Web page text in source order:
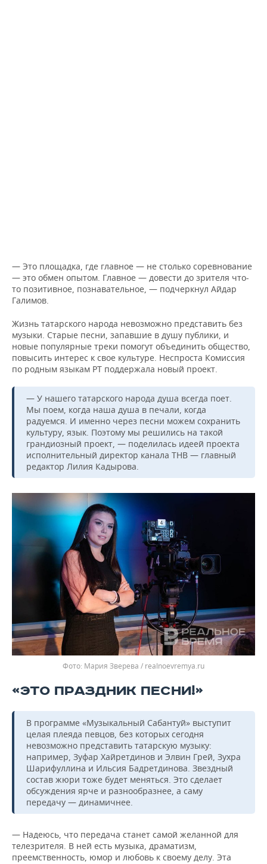
— Это площадка, где главное — не столько соревнование
— это обмен опытом. Главное — довести до зрителя что-
то позитивное, познавательное, — подчеркнул Айдар
Галимов.
Жизнь татарского народа невозможно представить без
музыки. Старые песни, запавшие в душу публики, и
новые популярные треки помогут объединить общество,
повысить интерес к свое культуре. Неспроста Комиссия
по родным языкам РТ поддержала новый проект.
— У нашего татарского народа душа всегда поет.
Мы поем, когда наша душа в печали, когда
радуемся. И именно через песни можем сохранить
культуру, язык. Поэтому мы решились на такой
грандиозный проект, — поделилась идеей проекта
исполнительный директор канала ТНВ — главный
редактор Лилия Кадырова.
Мария Зверева / realnoevremya.ru
«ЭТО ПРАЗДНИК ПЕСНИ!»
В программе «Музыкальный Сабантуй» выступит
целая плеяда певцов, без которых сегодня
невозможно представить татарскую музыку:
например, Зуфар Хайретдинов и Элвин Грей, Зухра
Шарифуллина и Ильсия Бадретдинова. Звездный
состав жюри тоже будет меняться. Это сделает
обсуждения ярче и разнообразнее, а саму
передачу — динамичнее.
— Надеюсь, что передача станет самой желанной для
телезрителя. В ней есть музыка, драматизм,
преемственность, юмор и любовь к своему делу. Эта